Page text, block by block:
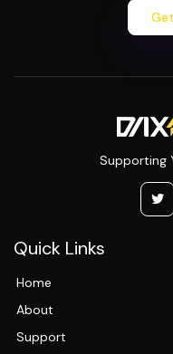
Supporting
Quick Links
Home
About
Support